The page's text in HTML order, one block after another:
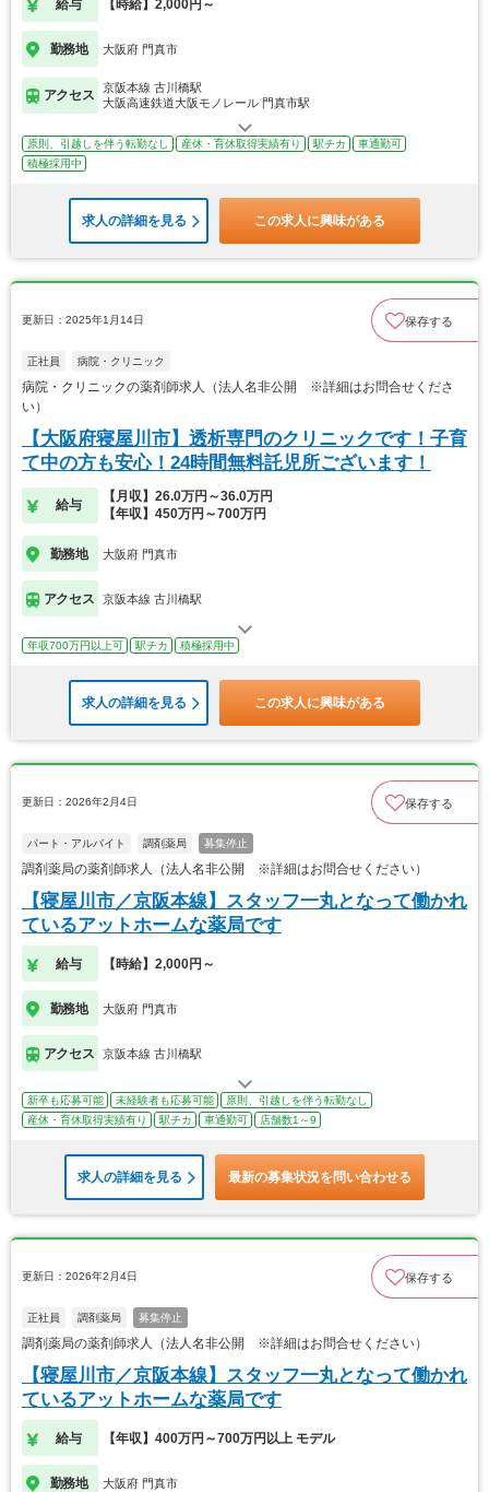
給与 【時給】2,000円～
勤務地 大阪府 門真市
アクセス
京阪本線 古川橋駅
大阪高速鉄道大阪モノレール 門真市駅
原則、引越しを伴う転勤なし 産休・育休取得実績有り 駅チカ
車通勤可
積極採用中
求人の詳細を見る この求人に興味がある
更新日：2025年1月14日 保存する
正社員 病院・クリニック
病院・クリニックの薬剤師求人（法人名非公開 ※詳細はお問合せくださ
い）
【大阪府寝屋川市】透析専門のクリニックです！子育
て中の方も安心！24時間無料託児所ございます！
給与
【月収】26.0万円～36.0万円
【年収】450万円～700万円
勤務地 大阪府 門真市
アクセス 京阪本線 古川橋駅
年収700万円以上可 駅チカ 積極採用中
求人の詳細を見る この求人に興味がある
更新日：2026年2月4日 保存する
パート・アルバイト 調剤薬局 募集停止
調剤薬局の薬剤師求人（法人名非公開 ※詳細はお問合せください）
【寝屋川市／京阪本線】スタッフ一丸となって働かれ
ているアットホームな薬局です
給与 【時給】2,000円～
勤務地 大阪府 門真市
アクセス 京阪本線 古川橋駅
新卒も応募可能 未経験者も応募可能
原則、引越しを伴う転勤なし
産休・育休取得実績有り
駅チカ 車通勤可 店舗数1～9
求人の詳細を見る 最新の募集状況を問い合わせる
更新日：2026年2月4日 保存する
正社員 調剤薬局 募集停止
調剤薬局の薬剤師求人（法人名非公開 ※詳細はお問合せください）
【寝屋川市／京阪本線】スタッフ一丸となって働かれ
ているアットホームな薬局です
給与 【年収】400万円～700万円以上 モデル
勤務地 大阪府 門真市